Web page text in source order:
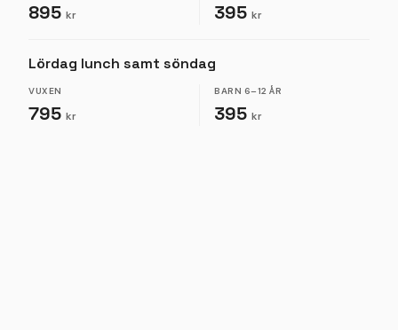
895 kr 395 kr
Lördag lunch samt söndag
VUXEN
795 kr
BARN 6–12 ÅR
395 kr